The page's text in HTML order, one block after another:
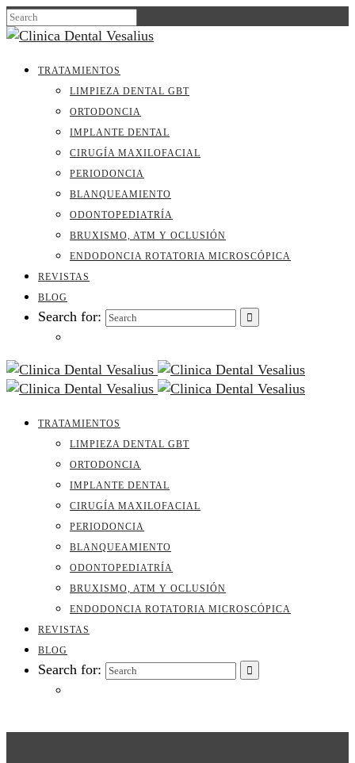
TRATAMIENTOS
LIMPIEZA DENTAL GBT
ORTODONCIA
IMPLANTE DENTAL
CIRUGÍA MAXILOFACIAL
PERIODONCIA
BLANQUEAMIENTO
ODONTOPEDIATRÍA
BRUXISMO, ATM Y OCLUSIÓN
ENDODONCIA ROTATORIA MICROSCÓPICA
REVISTAS
BLOG
Search for:
TRATAMIENTOS
LIMPIEZA DENTAL GBT
ORTODONCIA
IMPLANTE DENTAL
CIRUGÍA MAXILOFACIAL
PERIODONCIA
BLANQUEAMIENTO
ODONTOPEDIATRÍA
BRUXISMO, ATM Y OCLUSIÓN
ENDODONCIA ROTATORIA MICROSCÓPICA
REVISTAS
BLOG
Search for: